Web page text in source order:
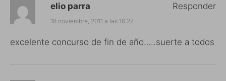
elio parra
18 noviembre, 2011 a las 16:27
excelente concurso de fin de año…..suerte a todos
Responder